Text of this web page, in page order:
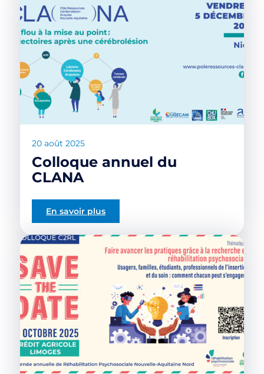
20 août 2025
Colloque annuel du
CLANA
En savoir plus